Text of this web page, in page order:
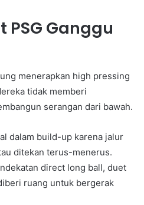
PSG Ganggu
menerapkan high pressing
tidak memberi
serangan dari bawah.
dalam build-up karena jalur
ditekan terus-menerus.
direct long ball, duet
ruang untuk bergerak